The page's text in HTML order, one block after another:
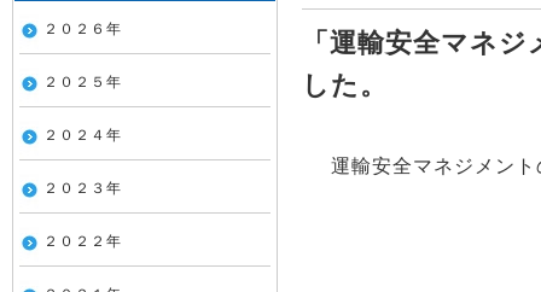
「運輸安全マネ
した。
運輸安全マネジメン
２０２６年
２０２５年
２０２４年
２０２３年
２０２２年